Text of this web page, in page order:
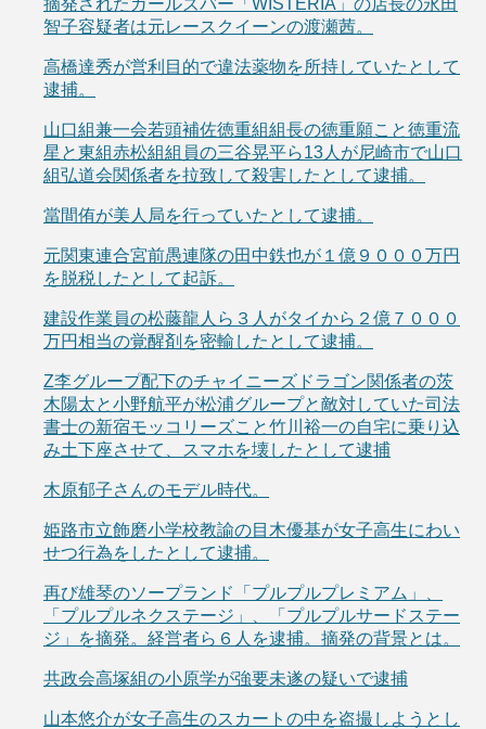
摘発されたガールズバー「WISTERIA」の店長の永田
智子容疑者は元レースクイーンの渡瀬茜。
高橋達秀が営利目的で違法薬物を所持していたとして
逮捕。
山口組兼一会若頭補佐徳重組組長の徳重願こと徳重流
星と東組赤松組組員の三谷晃平ら13人が尼崎市で山口
組弘道会関係者を拉致して殺害したとして逮捕。
當間侑が美人局を行っていたとして逮捕。
元関東連合宮前愚連隊の田中鉄也が１億９０００万円
を脱税したとして起訴。
建設作業員の松藤龍人ら３人がタイから２億７０００
万円相当の覚醒剤を密輸したとして逮捕。
Z李グループ配下のチャイニーズドラゴン関係者の茨
木陽太と小野航平が松浦グループと敵対していた司法
書士の新宿モッコリーズこと竹川裕一の自宅に乗り込
み土下座させて、スマホを壊したとして逮捕
木原郁子さんのモデル時代。
姫路市立飾磨小学校教諭の目木優基が女子高生にわい
せつ行為をしたとして逮捕。
再び雄琴のソープランド「プルプルプレミアム」、
「プルプルネクステージ」、「プルプルサードステー
ジ」を摘発。経営者ら６人を逮捕。摘発の背景とは。
共政会高塚組の小原学が強要未遂の疑いで逮捕
山本悠介が女子高生のスカートの中を盗撮しようとし